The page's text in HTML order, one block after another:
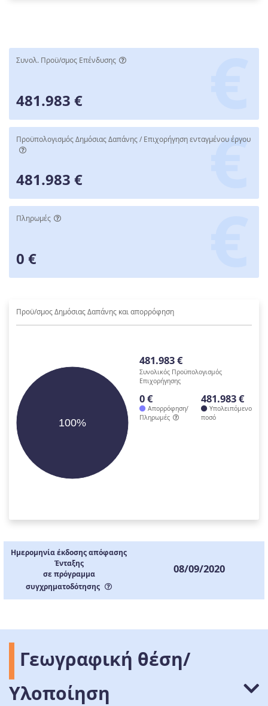
Συνολ. Προϋ/σμος Επένδυσης
481.983 €
Προϋπολογισμός Δημόσιας Δαπάνης / Επιχορήγηση ενταγμένου έργου
481.983 €
Πληρωμές
0 €
Προϋ/σμος Δημόσιας Δαπάνης και απορρόφηση
100%
481.983 €
Συνολικός Προϋπολογισμός
Επιχορήγησης
0 €
Απορρόφηση/
Πληρωμές
481.983 €
Υπολειπόμενο
ποσό
Ημερομηνία έκδοσης απόφασης
Ένταξης
σε πρόγραμμα
συγχρηματοδότησης
08/09/2020
Γεωγραφική θέση/
Υλοποίηση